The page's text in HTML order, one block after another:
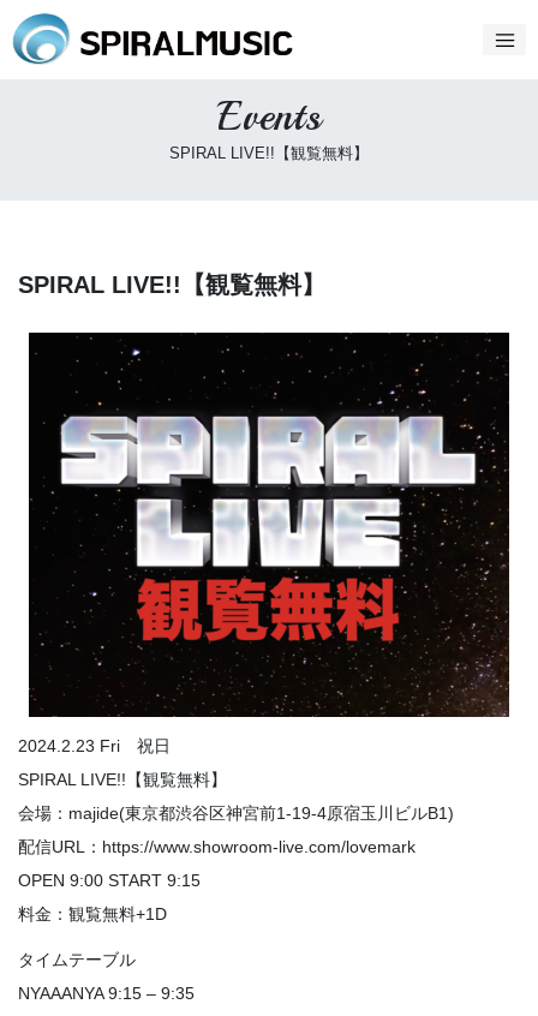
Events
SPIRAL LIVE!!【観覧無料】
SPIRAL LIVE!!【観覧無料】
2024.2.23 Fri 祝日
SPIRAL LIVE!!【観覧無料】
会場：majide(東京都渋谷区神宮前1-19-4原宿玉川ビルB1)
配信URL：https://www.showroom-live.com/lovemark
OPEN 9:00 START 9:15
料金：観覧無料+1D
タイムテーブル
NYAAANYA 9:15 – 9:35